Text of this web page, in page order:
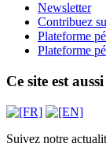
Newsletter
Contribuez
Plateforme
Plateforme
Ce site est
Suivez notre